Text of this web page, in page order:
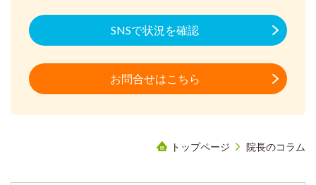
SNSで状況を確認
お問合せはこちら
トップページ 院長のコラム